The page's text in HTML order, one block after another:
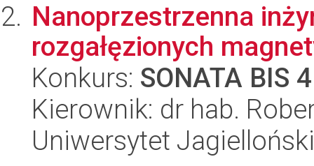
Nanoprzestrzenna
rozgałęzionych
Konkurs: SONATA BIS 4
Kierownik: dr hab.
Uniwersytet